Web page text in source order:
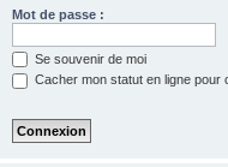
Mot de passe :
Se souvenir de moi
Cacher mon statut en ligne pour